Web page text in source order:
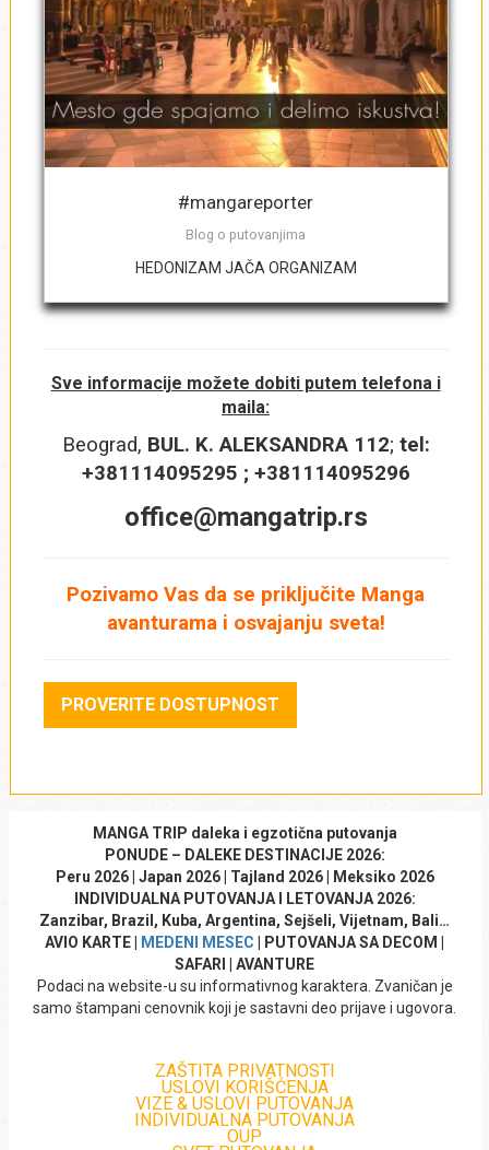
Naraniji datum polaska na putovanje*
Najkasniji datum povratka sa putovanja
Broj noćenja*
Grad iz kojeg biste želeli da letite
Kategorija smeštaja*
5*
4*
3*
Hotel
Resort
Apartmani
Vrsta usluge *
Noćenje sa doručkom
Polupansion
#mangareporter
Blog o putovanjima
HEDONIZAM JAČA ORGANIZAM
Sve informacije možete dobiti putem telefona i
maila:
Beograd, BUL. K. ALEKSANDRA 112; tel:
+381114095295 ; +381114095296
office@mangatrip.rs
Pozivamo Vas da se priključite Manga
avanturama i osvajanju sveta!
PROVERITE DOSTUPNOST
MANGA TRIP daleka i egzotična putovanja
PONUDE – DALEKE DESTINACIJE 2026:
Peru 2026 | Japan 2026 | Tajland 2026 | Meksiko 2026
INDIVIDUALNA PUTOVANJA I LETOVANJA 2026:
Zanzibar, Brazil, Kuba, Argentina, Sejšeli, Vijetnam, Bali…
AVIO KARTE |
MEDENI MESEC | PUTOVANJA SA DECOM |
SAFARI | AVANTURE
Podaci na website-u su informativnog karaktera. Zvaničan je
samo štampani cenovnik koji je sastavni deo prijave i ugovora.
ZAŠTITA PRIVATNOSTI
USLOVI KORIŠĆENJA
VIZE & USLOVI PUTOVANJA
INDIVIDUALNA PUTOVANJA
OUP